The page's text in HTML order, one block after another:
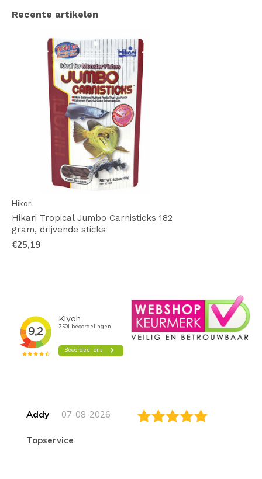
Recente artikelen
Hikari
Hikari Tropical Jumbo Carnisticks 182
gram, drijvende sticks
€25,19
Addy 07-08-2026
topservice